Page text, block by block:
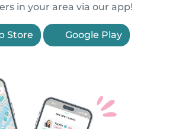
in your area via our app!
Store Google Play